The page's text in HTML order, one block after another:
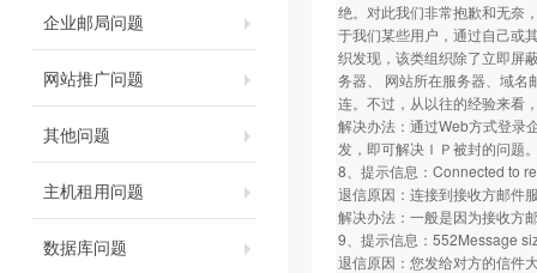
企业邮局问题
网站推广问题
其他问题
主机租用问题
数据库问题
绝。对此我们非常抱歉和无奈
于我们某些用户，通过自己或
织发现，该类组织除了立即屏
务器、 网站所在服务器、域名
连。不过，从以往的经验来看
解决办法：通过Web方式登录
发，即可解决ＩＰ被封的问题
8、提示信息：Connected to
退信原因：连接到接收方邮件
解决办法：一般是因为接收方
9、提示信息：552Message
退信原因：您发给对方的信件